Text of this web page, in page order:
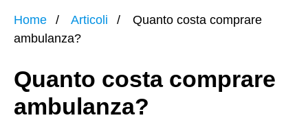
Home Articoli
Quanto costa comprare
ambulanza?
Quanto costa comprare
ambulanza?